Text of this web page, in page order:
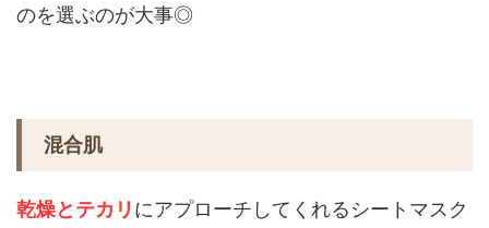
のを選ぶのが大事◎
混合肌
乾燥とテカリ にアプローチしてくれるシートマスク